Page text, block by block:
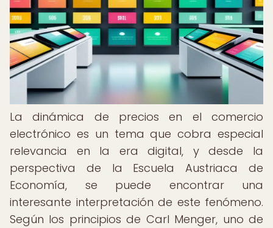
La dinámica de precios en el comercio
electrónico es un tema que cobra especial
relevancia en la era digital, y desde la
perspectiva de la Escuela Austriaca de
Economía, se puede encontrar una
interesante interpretación de este fenómeno.
Según los principios de Carl Menger, uno de